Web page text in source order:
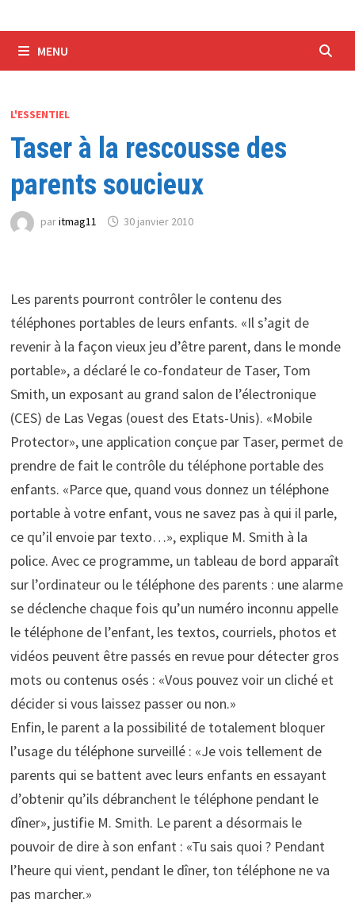
MENU
L'ESSENTIEL
Taser à la rescousse des
parents soucieux
paritmag11 30 janvier 2010
Les parents pourront contrôler le contenu des
téléphones portables de leurs enfants. «Il s’agit de
revenir à la façon vieux jeu d’être parent, dans le monde
portable», a déclaré le co-fondateur de Taser, Tom
Smith, un exposant au grand salon de l’électronique
(CES) de Las Vegas (ouest des Etats-Unis). «Mobile
Protector», une application conçue par Taser, permet de
prendre de fait le contrôle du téléphone portable des
enfants. «Parce que, quand vous donnez un téléphone
portable à votre enfant, vous ne savez pas à qui il parle,
ce qu’il envoie par texto…», explique M. Smith à la
police. Avec ce programme, un tableau de bord apparaît
sur l’ordinateur ou le téléphone des parents : une alarme
se déclenche chaque fois qu’un numéro inconnu appelle
le téléphone de l’enfant, les textos, courriels, photos et
vidéos peuvent être passés en revue pour détecter gros
mots ou contenus osés : «Vous pouvez voir un cliché et
décider si vous laissez passer ou non.»
Enfin, le parent a la possibilité de totalement bloquer
l’usage du téléphone surveillé : «Je vois tellement de
parents qui se battent avec leurs enfants en essayant
d’obtenir qu’ils débranchent le téléphone pendant le
dîner», justifie M. Smith. Le parent a désormais le
pouvoir de dire à son enfant : «Tu sais quoi ? Pendant
l’heure qui vient, pendant le dîner, ton téléphone ne va
pas marcher.»